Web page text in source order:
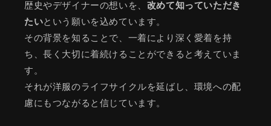
歴史やデザイナーの想いを、 改めて知っていただき
たいという願いを込めています。
その背景を知ることで、一着により深く愛着を持
ち、長く大切に着続けることができると考えていま
す。
それが洋服のライフサイクルを延ばし、環境への配
慮にもつながると信じています。